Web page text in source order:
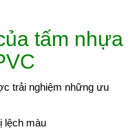
tấm nhựa
trải nghiệm những ưu
lệch màu